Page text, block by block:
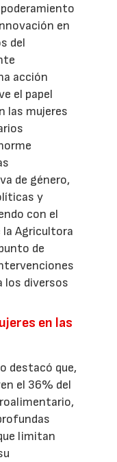
en
del
acción
el papel
las mujeres
de género,
y
con el
Agricultora
de
los diversos
en las
destacó que,
el 36% del
limitan